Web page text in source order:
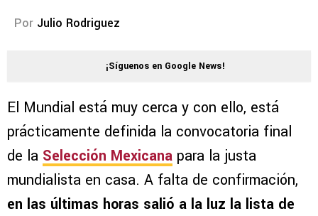
Por Julio Rodriguez
¡Síguenos en Google News!
El Mundial está muy cerca y con ello, está
prácticamente definida la convocatoria final
de la Selección Mexicana para la justa
mundialista en casa. A falta de confirmación,
en las últimas horas salió a la luz la lista de